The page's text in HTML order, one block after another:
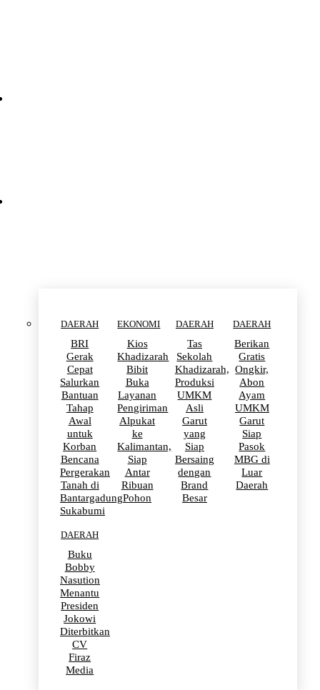
DAERAH
BRI
Gerak
Cepat
Salurkan
Bantuan
Tahap
Awal
untuk
Korban
Bencana
Pergerakan
Tanah di
Bantargadung
Sukabumi
EKONOMI
Kios
Khadizarah
Bibit
Buka
Layanan
Pengiriman
Alpukat
ke
Kalimantan,
Siap
Antar
Ribuan
Pohon
DAERAH
Tas
Sekolah
Khadizarah,
Produksi
UMKM
Asli
Garut
yang
Siap
Bersaing
dengan
Brand
Besar
DAERAH
Berikan
Gratis
Ongkir,
Abon
Ayam
UMKM
Garut
Siap
Pasok
MBG di
Luar
Daerah
DAERAH
Buku
Bobby
Nasution
Menantu
Presiden
Jokowi
Diterbitkan
CV
Firaz
Media